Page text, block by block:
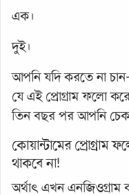
এক।
দুই।
আপনি যদি করতে না
যে এই প্রোগ্রাম ফলো
তিন বছর পর আপনি চেক
কোয়ান্টামের প্রোগ্রাম
থাকবে না!
অর্থাৎ এখন